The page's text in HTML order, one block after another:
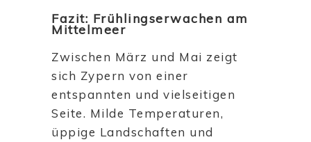
Fazit: Frühlingserwachen am
Mittelmeer
Zwischen März und Mai zeigt
sich Zypern von einer
entspannten und vielseitigen
Seite. Milde Temperaturen,
üppige Landschaften und